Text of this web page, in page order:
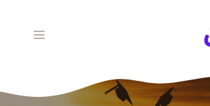
القائمة